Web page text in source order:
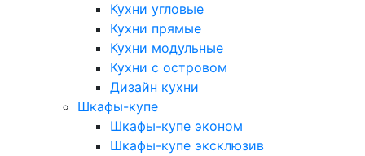
Кухни угловые
Кухни прямые
Кухни модульные
Кухни с островом
Дизайн кухни
Шкафы-купе
Шкафы-купе эконом
Шкафы-купе эксклюзив